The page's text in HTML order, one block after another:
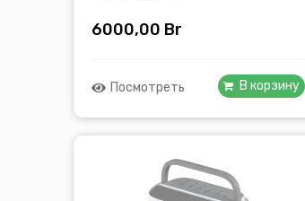
6000,00 Br
Посмотреть В корзину